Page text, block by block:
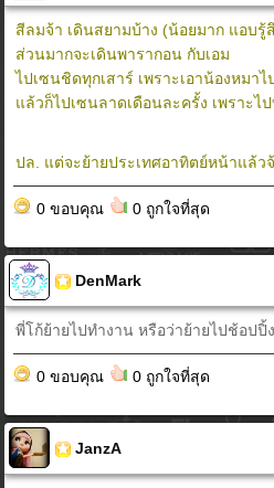
สีลมจ้า เดินสยามบ้าง (น้อยมาก แอบรู้
ส่วนมากจะเดินพารากอน กับเอม
ไปเซนชิดทุกเสาร์ เพราะเอาน้องหมาไ
แล้วก็ไปเซนลาดเดือนละครั้ง เพราะไ
ปล. แต่จะย้ายประเทศอาทิตย์หน้าแล้ว
0 ขอบคุณ 0 ถูกใจที่สุด
DenMark
พี่โก้ย้ายไปทำงาน หรือว่าย้ายไปช้อปปิ้
0 ขอบคุณ 0 ถูกใจที่สุด
JanzA